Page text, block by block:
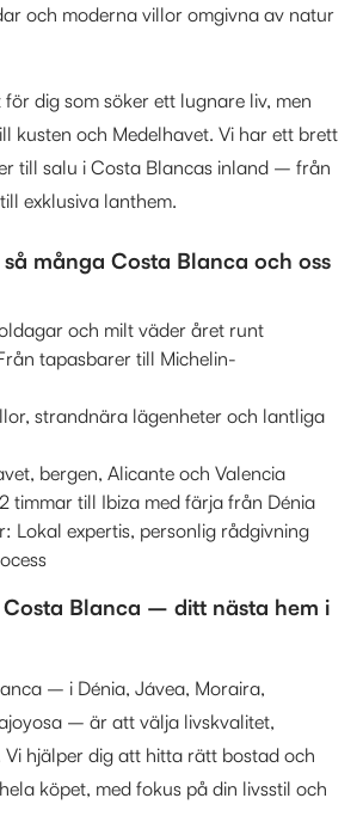
och moderna villor omgivna av natur
dig som söker ett lugnare liv, men
kusten och Medelhavet. Vi har ett brett
till salu i Costa Blancas inland – från
exklusiva lanthem.
många Costa Blanca och oss
och milt väder året runt
tapasbarer till Michelin-
strandnära lägenheter och lantliga
bergen, Alicante och Valencia
timmar till Ibiza med färja från Dénia
Lokal expertis, personlig rådgivning
Blanca – ditt nästa hem i
– i Dénia, Jávea, Moraira,
– är att välja livskvalitet,
hjälper dig att hitta rätt bostad och
köpet, med fokus på din livsstil och